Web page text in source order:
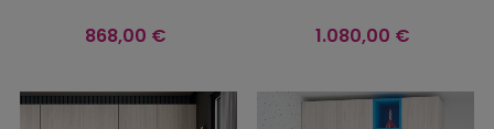
Precio
868,00 € Precio
1.080,00 €